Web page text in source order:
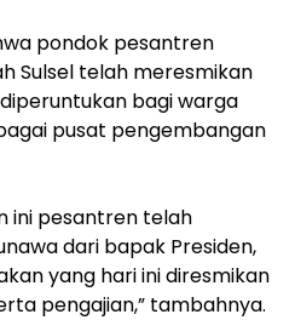
pondok pesantren
Sulsel telah meresmikan
bagi warga
pusat pengembangan
ini pesantren telah
dari bapak Presiden,
yang hari ini diresmikan
pengajian,” tambahnya.